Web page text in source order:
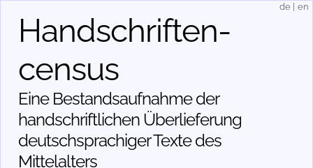
Handschriften­
census
Eine Bestandsaufnahme der
handschriftlichen Über­lieferung
deutschsprachiger Texte des
Mittelalters
de en